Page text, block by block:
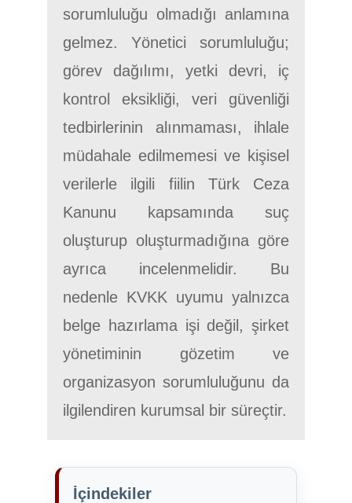
sorumluluğu olmadığı anlamına
gelmez. Yönetici sorumluluğu;
görev dağılımı, yetki devri, iç
kontrol eksikliği, veri güvenliği
tedbirlerinin alınmaması, ihlale
müdahale edilmemesi ve kişisel
verilerle ilgili fiilin Türk Ceza
Kanunu kapsamında suç
oluşturup oluşturmadığına göre
ayrıca incelenmelidir. Bu
nedenle KVKK uyumu yalnızca
belge hazırlama işi değil, şirket
yönetiminin gözetim ve
organizasyon sorumluluğunu da
ilgilendiren kurumsal bir süreçtir.
İçindekiler